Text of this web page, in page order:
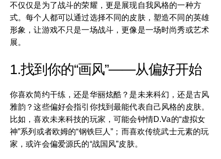
不仅仅是为了战斗的荣耀，更是展现自我风格的一种方
式。每个人都可以通过选择不同的皮肤，塑造不同的英雄
形象，让游戏不只是一场战斗，更像是一场时尚秀或艺术
展。
1.找到你的“画风”——从偏好开始
你喜欢简约干练，还是华丽炫酷？是未来科幻，还是古风
雅韵？这些偏好会指引你找到最能代表自己风格的皮肤。
比如，喜欢未来科技的玩家，可能会钟情D.Va的“虚拟女
神”系列或者欧姆的“钢铁巨人”；而喜欢传统武士元素的玩
家，或许会偏爱源氏的“战国风”皮肤。